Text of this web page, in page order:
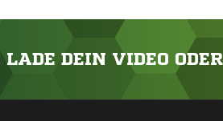
DEIN VIDEO